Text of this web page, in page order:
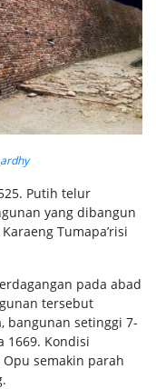
Putih telur
yang dibangun
Tumapa’risi
pada abad
tersebut
bangunan setinggi 7-
1669. Kondisi
semakin parah